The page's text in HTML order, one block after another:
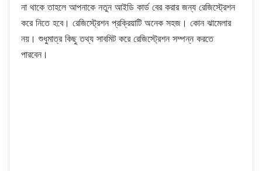
না থাকে তাহলে আপনাকে নতুন আইডি কার্ড বের করার জন্য রেজিস্ট্রেশন
করে নিতে হবে। রেজিস্ট্রেশন প্রক্রিয়াটি অনেক সহজ। কোন ঝামেলার
নয়। শুধুমাত্র কিছু তথ্য সাবমিট করে রেজিস্ট্রেশন সম্পন্ন করতে
পারবেন।